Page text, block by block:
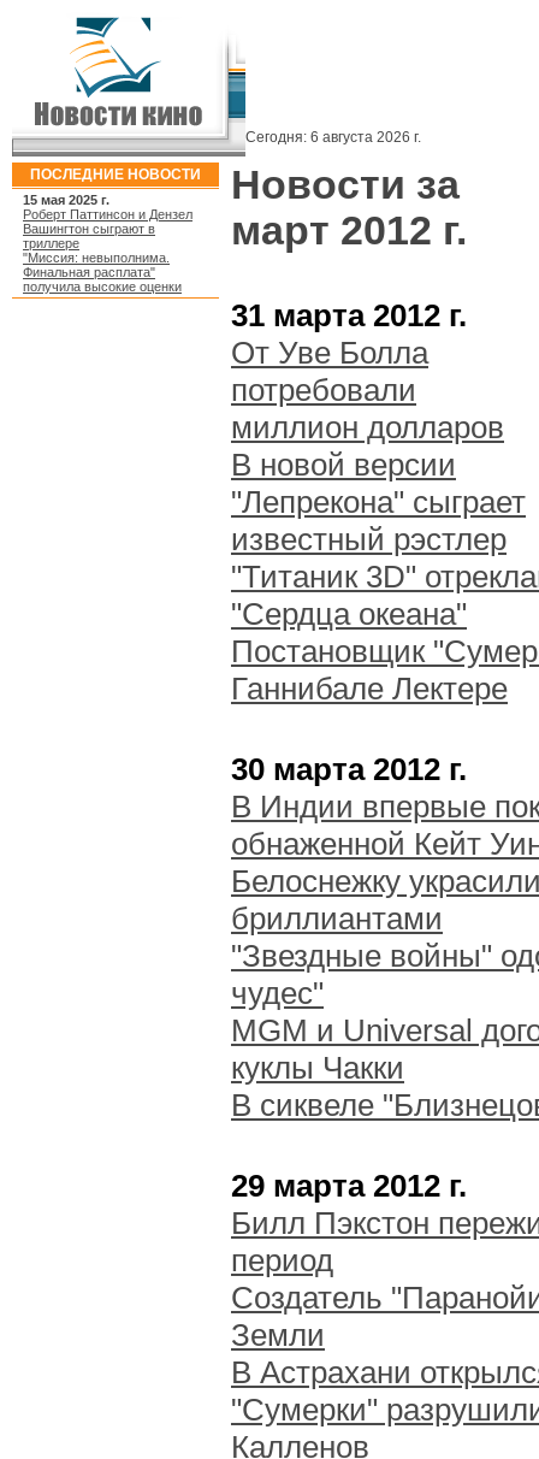
Сегодня: 6 августа 2026 г.
ПОСЛЕДНИЕ НОВОСТИ
15 мая 2025 г.
Роберт Паттинсон и Дензел
Вашингтон сыграют в
триллере
"Миссия: невыполнима.
Финальная расплата"
получила высокие оценки
Новости за
март 2012 г.
31 марта 2012 г.
От Уве Болла
потребовали
миллион долларов
В новой версии
"Лепрекона" сыграет
известный рэстлер
"Титаник 3D"
"Сердца океана"
Постановщик
Ганнибале Лектере
30 марта 2012 г.
В Индии впервые
обнаженной Кейт
Белоснежку
бриллиантами
"Звездные войны"
чудес"
MGM и Universal
куклы Чакки
В сиквеле
29 марта 2012 г.
Билл Пэкстон
период
Создатель
Земли
В Астрахани
"Сумерки"
Калленов